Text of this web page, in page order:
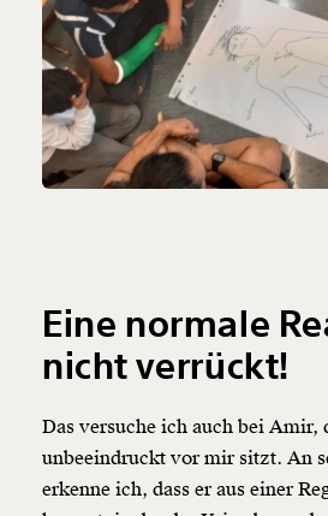
Eine normale
nicht verrückt!
Das versuche ich auch bei Amir,
unbeeindruckt vor mir sitzt. An
erkenne ich, dass er aus einer